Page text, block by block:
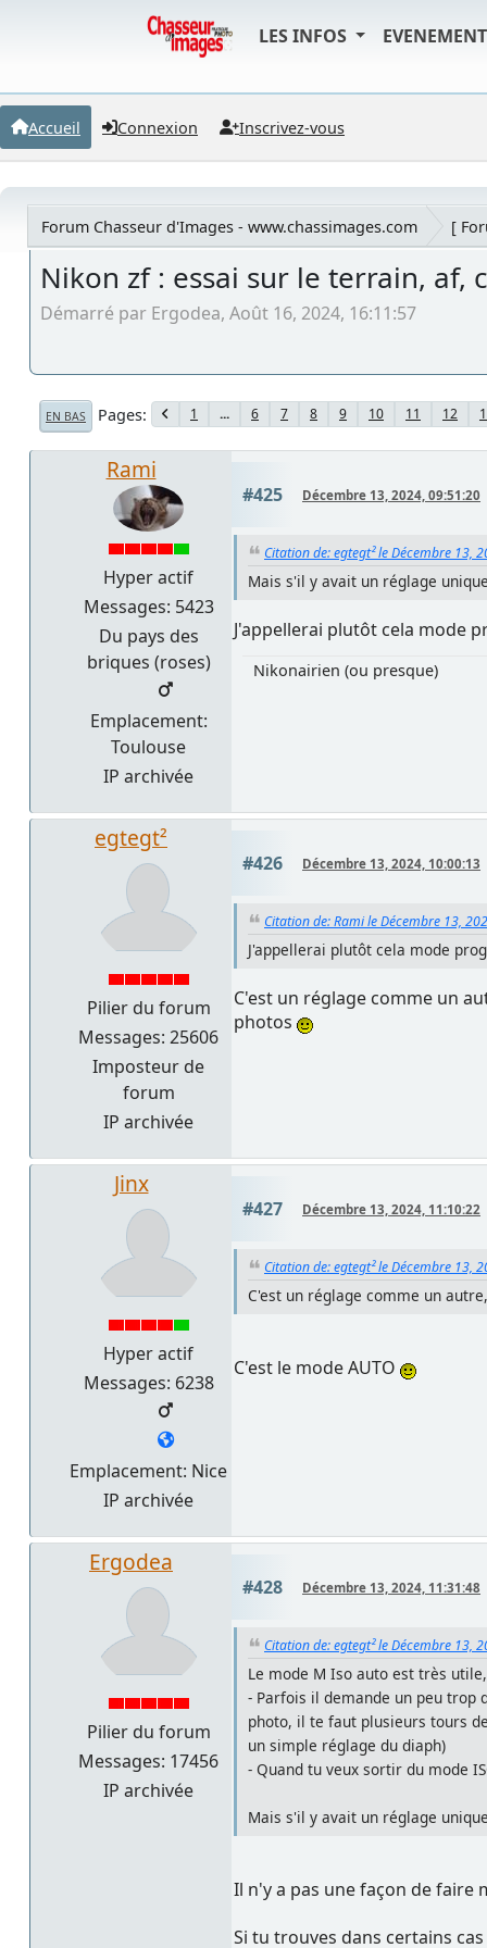
LES INFOS
Accueil Connexion Inscrivez-vous
Forum Chasseur d'Images - www.chassimages.com [
Nikon zf : essai sur le terrain, af,
Démarré par Ergodea, Août 16, 2024, 16:11:57
EN BAS Pages 1 ... 6 7 8 9 10 11 12
Rami
Hyper actif
Messages: 5423
Du pays des
briques (roses)
Emplacement:
Toulouse
IP archivée
#425 Décembre 13, 2024, 09:51:20
Citation de: egtegt² le Décembre 13,
Mais s'il y avait un réglage
J'appellerai plutôt cela mode
Nikonairien (ou presque)
egtegt²
Pilier du forum
Messages: 25606
Imposteur de
forum
IP archivée
#426 Décembre 13, 2024, 10:00:13
Citation de: Rami le Décembre 13,
J'appellerai plutôt cela mode
C'est un réglage comme un
photos
Jinx
Hyper actif
Messages: 6238
Emplacement: Nice
IP archivée
#427 Décembre 13, 2024, 11:10:22
Citation de: egtegt² le Décembre 13,
C'est un réglage comme un
C'est le mode AUTO
Ergodea
Pilier du forum
Messages: 17456
IP archivée
#428 Décembre 13, 2024, 11:31:48
Citation de: egtegt² le Décembre 13,
Le mode M Iso auto est très
- Parfois il demande un peu trop
photo, il te faut plusieurs tours
un simple réglage du diaph)
- Quand tu veux sortir du mode
Mais s'il y avait un réglage
Il n'y a pas une façon de faire
Si tu trouves dans certains